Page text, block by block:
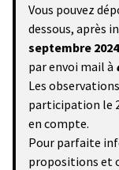
Vous pouvez
dessous, après
septembre
par envoi mail à
Les
participation le
en compte.
Pour parfaite
propositions et